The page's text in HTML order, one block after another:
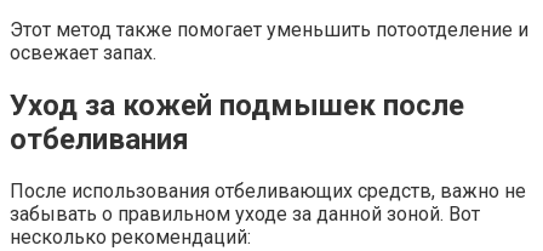
Этот метод также помогает уменьшить потоотделение и
освежает запах.
Уход за кожей подмышек после
отбеливания
После использования отбеливающих средств, важно не
забывать о правильном уходе за данной зоной. Вот
несколько рекомендаций: